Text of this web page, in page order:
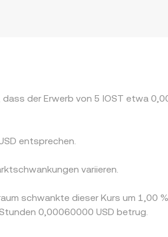
der Erwerb von 5 IOST etwa
entsprechen.
variieren.
schwankte dieser Kurs um 1,00
0,00060000 USD betrug.